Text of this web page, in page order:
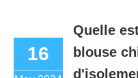
16
Quelle
blouse